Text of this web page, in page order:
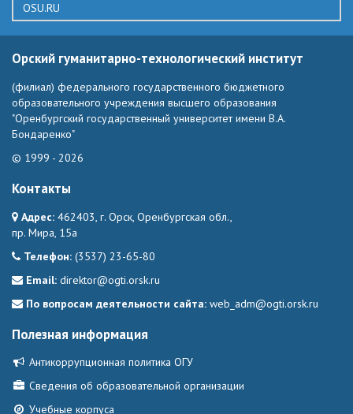
OSU.RU
Орский гуманитарно-технологический институт
(филиал) федерального государственного бюджетного
образовательного учреждения высшего образования
"Оренбургский государственный университет имени В.А.
Бондаренко"
© 1999 - 2026
Контакты
Адрес: 462403, г. Орск, Оренбургская обл.,
пр. Мира, 15а
Телефон: (3537) 23-65-80
Email: direktor@ogti.orsk.ru
По вопросам деятельности сайта: web_adm@ogti.orsk.ru
Полезная информация
Антикоррупционная политика ОГУ
Сведения об образовательной организации
Учебные корпуса